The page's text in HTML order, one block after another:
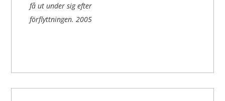
få ut under sig efter
förflyttningen.2005